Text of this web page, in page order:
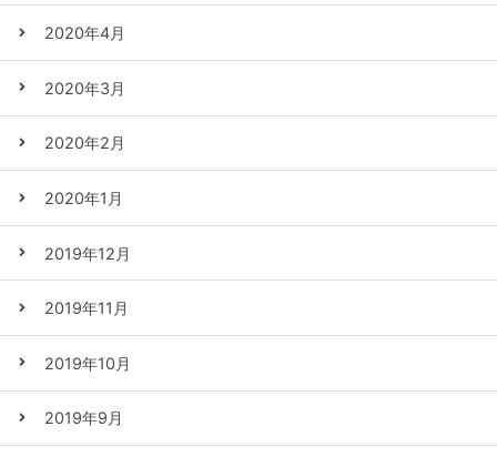
2020年4月
2020年3月
2020年2月
2020年1月
2019年12月
2019年11月
2019年10月
2019年9月